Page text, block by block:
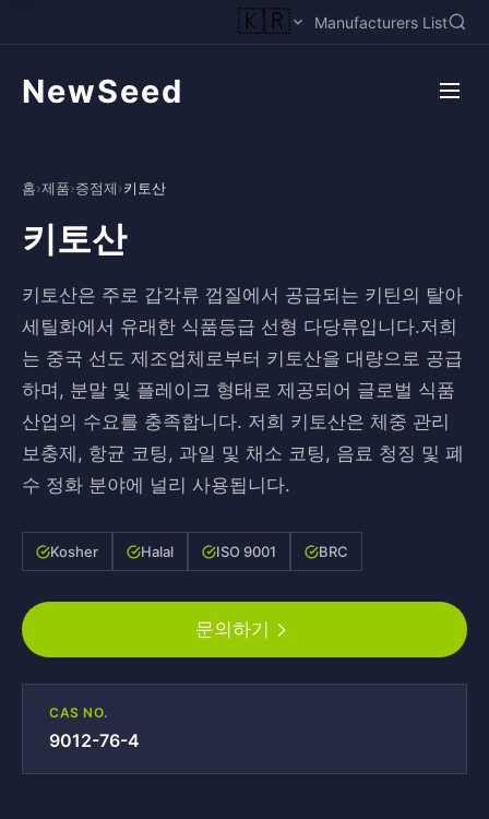
🇰🇷 Manufacturers List
NewSeed
홈›제품›증점제›키토산
키토산
키토산은 주로 갑각류 껍질에서 공급되는 키틴의 탈아
세틸화에서 유래한 식품등급 선형 다당류입니다.저희
는 중국 선도 제조업체로부터 키토산을 대량으로 공급
하며, 분말 및 플레이크 형태로 제공되어 글로벌 식품
산업의 수요를 충족합니다. 저희 키토산은 체중 관리
보충제, 항균 코팅, 과일 및 채소 코팅, 음료 청징 및 폐
수 정화 분야에 널리 사용됩니다.
Kosher Halal ISO 9001 BRC
문의하기
CAS NO.
9012-76-4